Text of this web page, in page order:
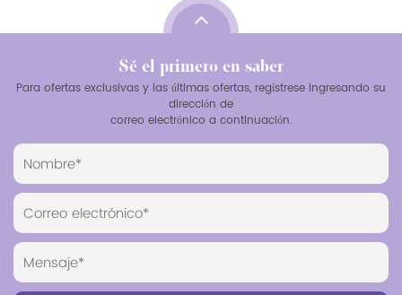
Sé el primero en saber
Para ofertas exclusivas y las últimas ofertas, regístrese ingresando su
dirección de
correo electrónico a continuación.